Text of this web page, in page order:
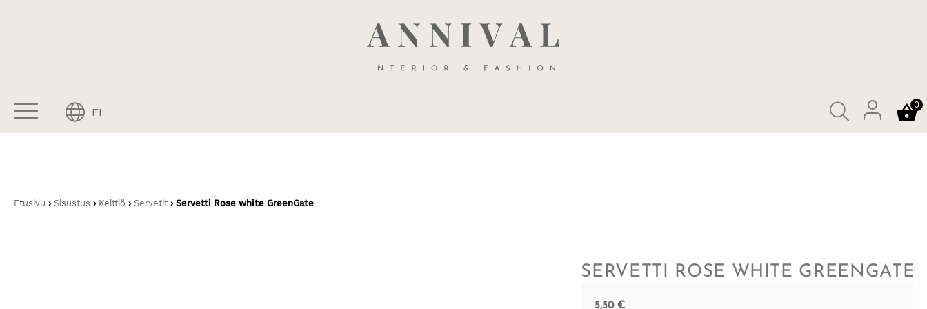
sisustusverkkokauppa
FI
0
Etusivu › Sisustus › Keittiö › Servetit › Servetti Rose white GreenGate
SERVETTI ROSE WHITE GREENGATE
5,50 €